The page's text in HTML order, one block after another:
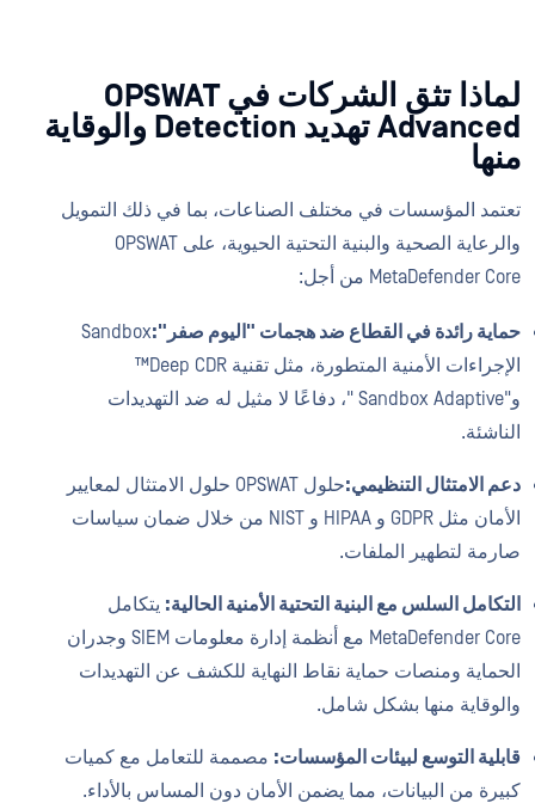
لماذا تثق الشركات في OPSWAT
Advanced تهديد Detection والوقاية
منها
تعتمد المؤسسات في مختلف الصناعات، بما في ذلك التمويل
والرعاية الصحية والبنية التحتية الحيوية، على OPSWAT
MetaDefender Core من أجل:
حماية رائدة في القطاع ضد هجمات "اليوم صفر":Sandbox
الإجراءات الأمنية المتطورة، مثل تقنية Deep CDR™
و"Sandbox Adaptive "، دفاعًا لا مثيل له ضد التهديدات
الناشئة.
دعم الامتثال التنظيمي:
حلول OPSWAT حلول الامتثال لمعايير
الأمان مثل GDPR و HIPAA و NIST من خلال ضمان سياسات
صارمة لتطهير الملفات.
التكامل السلس مع البنية التحتية الأمنية الحالية: يتكامل
MetaDefender Core مع أنظمة إدارة معلومات SIEM وجدران
الحماية ومنصات حماية نقاط النهاية للكشف عن التهديدات
والوقاية منها بشكل شامل.
قابلية التوسع لبيئات المؤسسات: مصممة للتعامل مع كميات
كبيرة من البيانات، مما يضمن الأمان دون المساس بالأداء.